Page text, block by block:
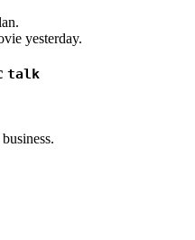
yesterday.
talk